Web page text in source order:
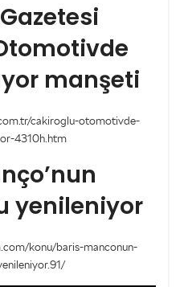
manşeti
cakiroglu-otomotivde-
4310h.htm
yenileniyor
konu/baris-manconun-